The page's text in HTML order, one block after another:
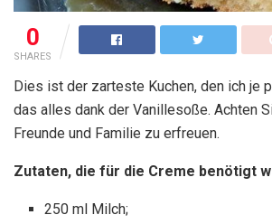
0
SHARES
Dies ist der zarteste Kuchen, den ich je
das alles dank der Vanillesoße. Achten
Freunde und Familie zu erfreuen.
Zutaten, die für die Creme benötigt
250 ml Milch;